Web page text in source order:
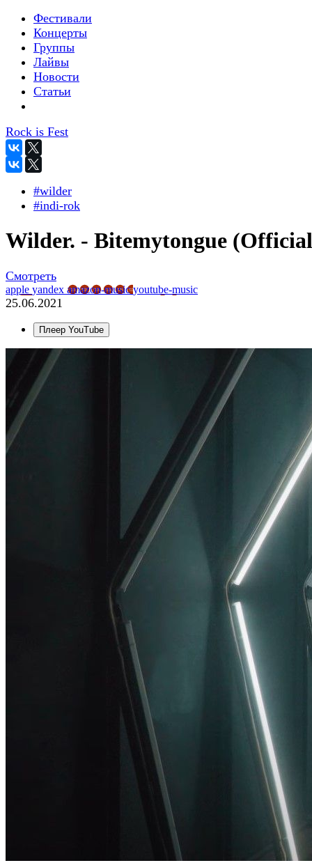
Фестивали
Концерты
Группы
Лайвы
Новости
Статьи
Rock is Fest
#wilder
#indi-rok
Wilder. - Bitemytongue
Смотреть
apple yandex amazon-musicyoutube-music
25.06.2021
Плеер YouTube